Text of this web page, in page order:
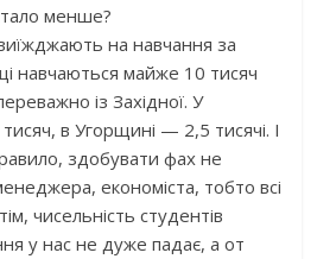
менше?
на навчання за
навчаються майже 10 тисяч
із Західної. У
в Угорщині — 2,5 тисячі. І
здобувати фах не
економіста, тобто всі
чисельність студентів
у нас не дуже падає, а от